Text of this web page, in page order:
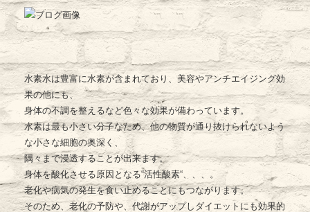
水素水は豊富に水素が含まれており、美容やアンチエイジング効
果の他にも、
身体の不調を整えるなど色々な効果が備わっています。
水素は最も小さい分子なため、他の物質が通り抜けられないよう
な小さな細胞の奥深く、
隅々まで浸透することが出来ます。
身体を酸化させる原因となる“活性酸素“、、、。
老化や病気の発生を食い止めることにもつながります。
そのため、老化の予防や、代謝がアップしダイエットにも効果的